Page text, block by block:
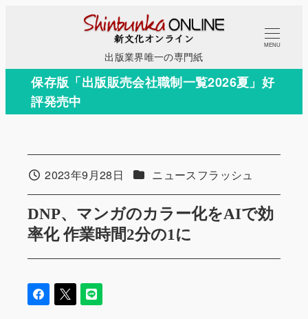
コ
テ
出版業界唯一の専門紙
MENU
保存版「出版販売会社職制一覧2026夏」好
評発売中
DNP、マンガのカラー化をAIで効
率化 作業時間2分の1に
投稿日2023年9月28日 カテゴリー
ニュースフラッシュ